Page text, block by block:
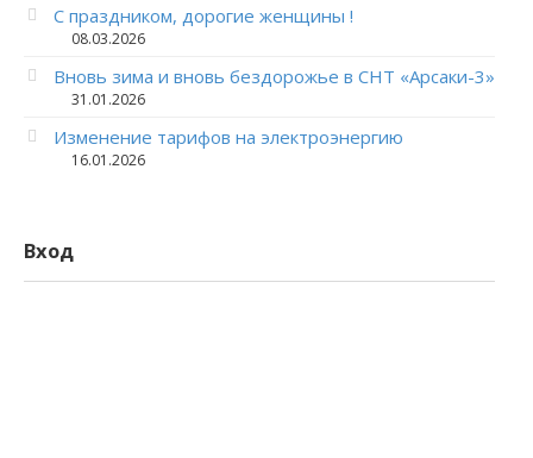
С праздником, дорогие женщины !
08.03.2026
Вновь зима и вновь бездорожье в СНТ «Арсаки-3»
31.01.2026
Изменение тарифов на электроэнергию
16.01.2026
Вход